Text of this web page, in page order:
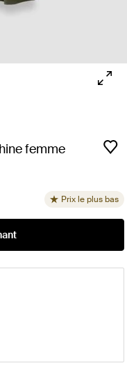
femme
Prix le plus bas